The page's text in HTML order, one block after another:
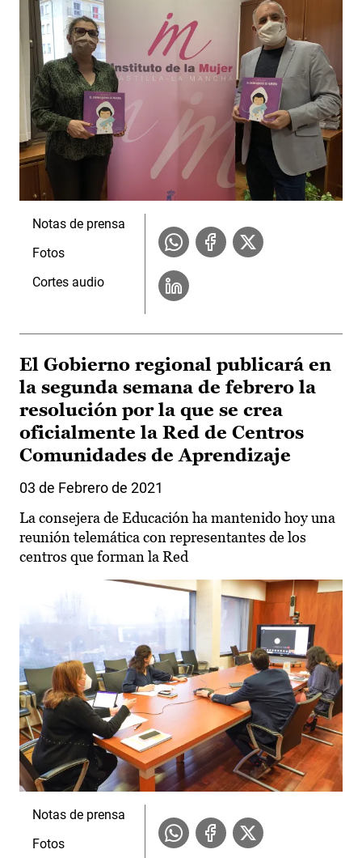
Notas de prensa
Fotos
Cortes audio
El Gobierno regional publicará en
la segunda semana de febrero la
resolución por la que se crea
oficialmente la Red de Centros
Comunidades de Aprendizaje
03 de Febrero de 2021
La consejera de Educación ha mantenido hoy una
reunión telemática con representantes de los
centros que forman la Red
Notas de prensa
Fotos